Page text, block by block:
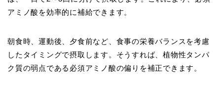
アミノ酸を効率的に補給できます。
朝食時、運動後、夕食前など、食事の栄養バランスを考慮
したタイミングで摂取します。そうすれば、植物性タンパ
ク質の弱点である必須アミノ酸の偏りを補正できます。